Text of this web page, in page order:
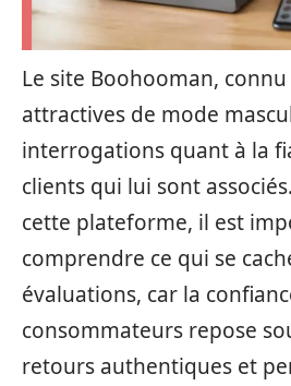
Le site Boohooman,
attractives de mode
interrogations quant à la
clients qui lui sont
cette plateforme, il est
comprendre ce qui se
évaluations, car la
consommateurs repose
retours authentiques et